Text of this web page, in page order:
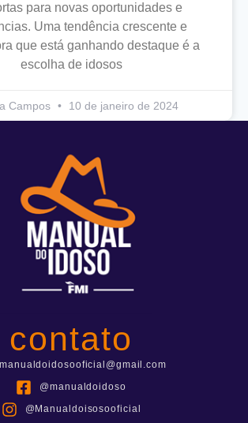
para novas oportunidades e
Uma tendência crescente e
que está ganhando destaque é a
escolha de idosos
Campos 10 de janeiro de 2024
contato
manualdoidosooficial@gmail.com
@manualdoidoso
@Manualdoisosooficial